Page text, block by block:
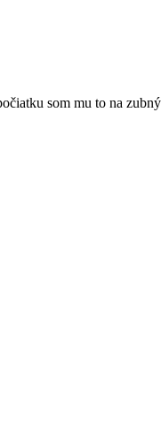
som mu to na